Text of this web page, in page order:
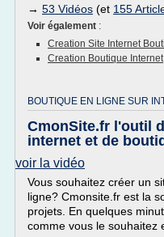
→ 53 Vidéos (et 155
Voir également :
Creation Site Internet
Creation Boutique Internet
BOUTIQUE EN LIGNE SUR
CmonSite.fr l'outil
internet et de
voir la vidéo
Vous souhaitez créer un
ligne? Cmonsite.fr est la
projets. En quelques
comme vous le souhaitez